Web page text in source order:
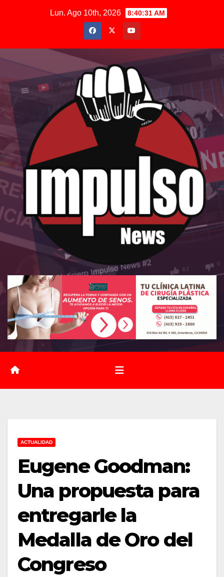
Lun. Ago 10th, 2026 8:40:33 AM
ACTUALIDAD
Eugene Goodman:
Una propuesta para
entregarle la
Medalla de Oro del
Congreso